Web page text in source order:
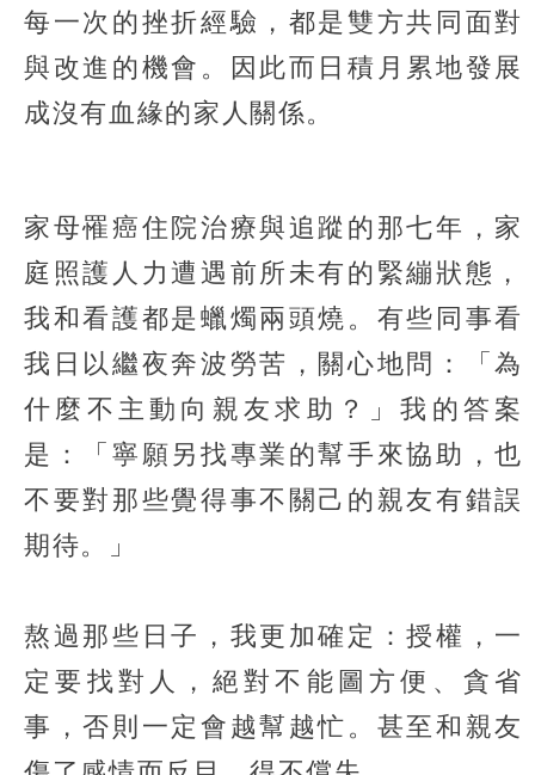
每一次的挫折經驗，都是雙方共同面對
與改進的機會。因此而日積月累地發展
成沒有血緣的家人關係。
家母罹癌住院治療與追蹤的那七年，家
庭照護人力遭遇前所未有的緊繃狀態，
我和看護都是蠟燭兩頭燒。有些同事看
我日以繼夜奔波勞苦，關心地問：「為
什麼不主動向親友求助？」我的答案
是：「寧願另找專業的幫手來協助，也
不要對那些覺得事不關己的親友有錯誤
期待。」
熬過那些日子，我更加確定：授權，一
定要找對人，絕對不能圖方便、貪省
事，否則一定會越幫越忙。甚至和親友